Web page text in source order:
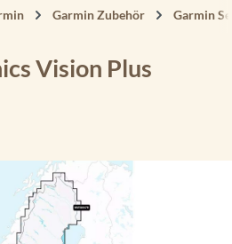
Garmin Zubehör Garmin
Vision Plus